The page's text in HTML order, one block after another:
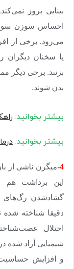
بینایی بروز
احساس سوزن
می‌رود. برخی از
یا سخنان دیگران
بزنند. برخی
بدن شوند.
بیشتر بخوانید:
بیشتر بخوانید:
4- میگرن ناشی از
این برداشت هم
گشاد‌شدن رگ‌های
دقیقا شناخته
اختلال
شیمیایی آزاد
و افزایش